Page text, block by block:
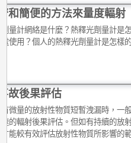
和簡便的方法來量度輻射
量計網絡是什麼？熱釋光劑量計是
使用？個人的熱釋光劑量計是怎樣
故後果評估
微量的放射性物質短暫洩漏時，一
的輻射後果評估。但如有持續的放
能較有效評估放射性物質所影響的